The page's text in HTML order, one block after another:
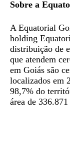
Sobre a
A Equatorial
holding
distribuição de
que atendem
em Goiás são
localizados em
98,7% do
área de 336.871